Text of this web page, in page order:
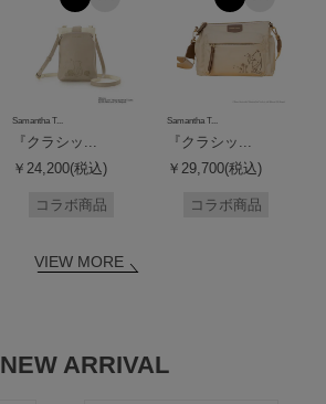
Samantha T...
『クラシッ...
￥24,200(税込)
コラボ商品
Samantha T...
『クラシッ...
￥29,700(税込)
コラボ商品
VIEW MORE
NEW ARRIVAL